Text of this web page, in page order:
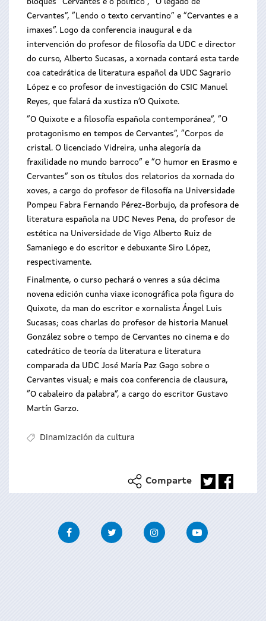
bloques “Cervantes e o político”, “O legado de
Cervantes”, “Lendo o texto cervantino” e “Cervantes e a
imaxes”. Logo da conferencia inaugural e da
intervención do profesor de filosofía da UDC e director
do curso, Alberto Sucasas, a xornada contará esta tarde
coa catedrática de literatura español da UDC Sagrario
López e co profesor de investigación do CSIC Manuel
Reyes, que falará da xustiza n’O Quixote.
“O Quixote e a filosofía española contemporánea”, “O
protagonismo en tempos de Cervantes”, “Corpos de
cristal. O licenciado Vidreira, unha alegoría da
fraxilidade no mundo barroco” e “O humor en Erasmo e
Cervantes” son os títulos dos relatorios da xornada do
xoves, a cargo do profesor de filosofía na Universidade
Pompeu Fabra Fernando Pérez-Borbujo, da profesora de
literatura española na UDC Neves Pena, do profesor de
estética na Universidade de Vigo Alberto Ruiz de
Samaniego e do escritor e debuxante Siro López,
respectivamente.
Finalmente, o curso pechará o venres a súa décima
novena edición cunha viaxe iconográfica pola figura do
Quixote, da man do escritor e xornalista Ángel Luis
Sucasas; coas charlas do profesor de historia Manuel
González sobre o tempo de Cervantes no cinema e do
catedrático de teoría da literatura e literatura
comparada da UDC José María Paz Gago sobre o
Cervantes visual; e mais coa conferencia de clausura,
“O cabaleiro da palabra”, a cargo do escritor Gustavo
Martín Garzo.
Dinamización da cultura
Comparte
FacebookTwitter InstagramYoutube